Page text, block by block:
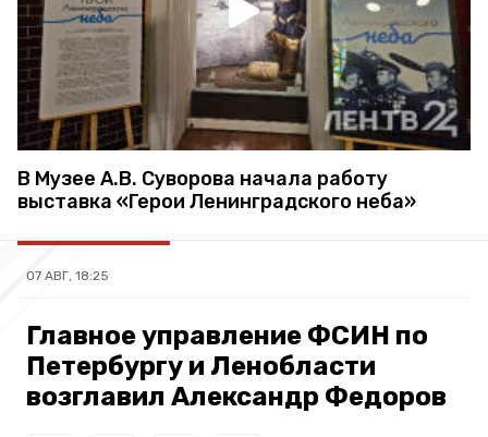
В Музее А.В. Суворова начала работу
выставка «Герои Ленинградского неба»
07 АВГ, 18:25
Главное управление ФСИН по
Петербургу и Ленобласти
возглавил Александр Федоров